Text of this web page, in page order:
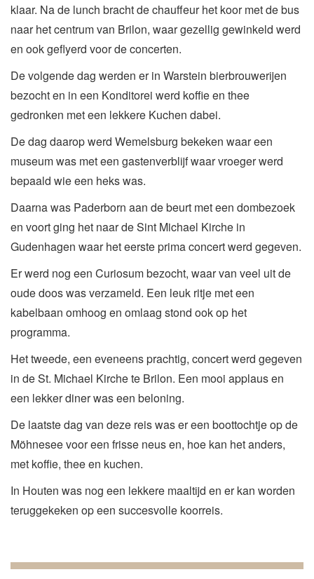
klaar. Na de lunch bracht de chauffeur het koor met de bus
naar het centrum van Brilon, waar gezellig gewinkeld werd
en ook geflyerd voor de concerten.
De volgende dag werden er in Warstein bierbrouwerijen
bezocht en in een Konditorei werd koffie en thee
gedronken met een lekkere Kuchen dabei.
De dag daarop werd Wemelsburg bekeken waar een
museum was met een gastenverblijf waar vroeger werd
bepaald wie een heks was.
Daarna was Paderborn aan de beurt met een dombezoek
en voort ging het naar de Sint Michael Kirche in
Gudenhagen waar het eerste prima concert werd gegeven.
Er werd nog een Curiosum bezocht, waar van veel uit de
oude doos was verzameld. Een leuk ritje met een
kabelbaan omhoog en omlaag stond ook op het
programma.
Het tweede, een eveneens prachtig, concert werd gegeven
in de St. Michael Kirche te Brilon. Een mooi applaus en
een lekker diner was een beloning.
De laatste dag van deze reis was er een boottochtje op de
Möhnesee voor een frisse neus en, hoe kan het anders,
met koffie, thee en kuchen.
In Houten was nog een lekkere maaltijd en er kan worden
teruggekeken op een succesvolle koorreis.